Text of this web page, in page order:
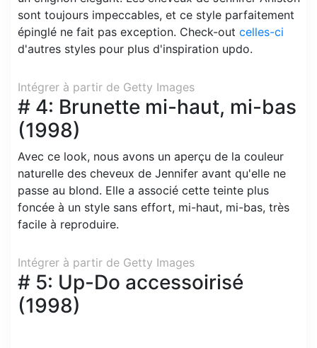
sont toujours impeccables, et ce style parfaitement
épinglé ne fait pas exception. Check-out celles-ci
d'autres styles pour plus d'inspiration updo.
Intégrer à partir de Getty Images
# 4: Brunette mi-haut, mi-bas
(1998)
Avec ce look, nous avons un aperçu de la couleur
naturelle des cheveux de Jennifer avant qu'elle ne
passe au blond. Elle a associé cette teinte plus
foncée à un style sans effort, mi-haut, mi-bas, très
facile à reproduire.
Intégrer à partir de Getty Images
# 5: Up-Do accessoirisé
(1998)